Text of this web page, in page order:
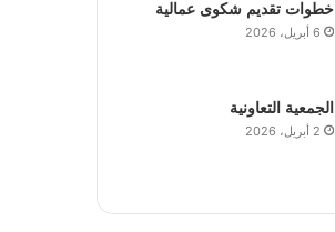
خطوات تقديم شكوى عمالية
6 أبريل، 2026
الجمعية التعاونية
2 أبريل، 2026